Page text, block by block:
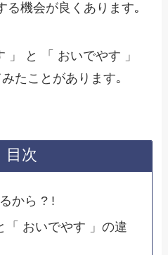
る機会が良くあります｡
」 と 「 おいでやす 」
たことがあります｡
目次
から ? !
「 おいでやす 」の違